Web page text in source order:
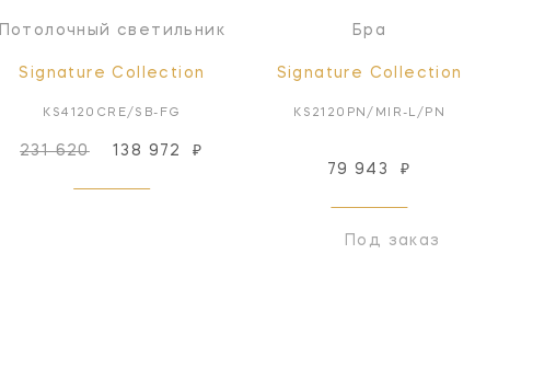
Потолочный светильник
Signature Collection
KS4120CRE/SB-FG
231 620 138 972 ₽
Бра
Signature Collection
KS2120PN/MIR-L/PN
79 943 ₽
Под заказ